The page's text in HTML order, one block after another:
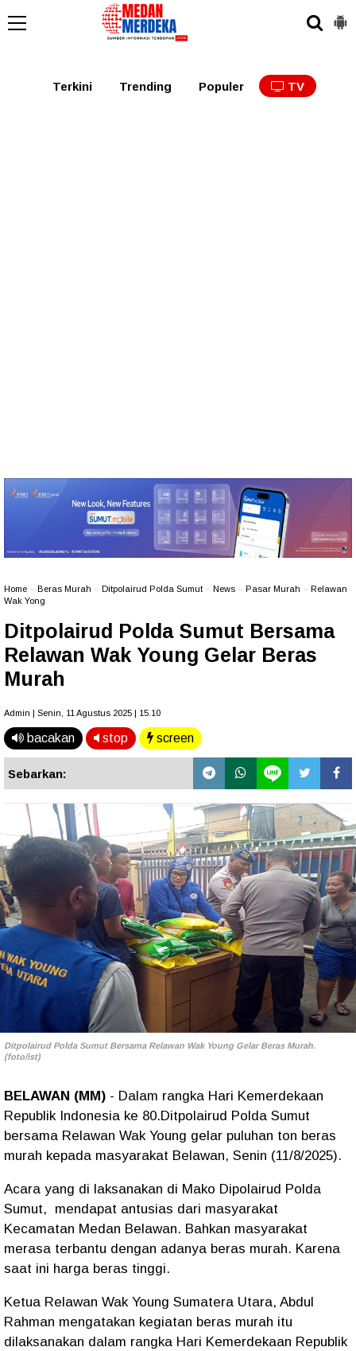
Tabagsel Tapanuli
Terkini Trending Populer TV
Home Beras Murah Ditpolairud Polda Sumut News Pasar Murah
Relawan
Wak Yong
Ditpolairud Polda Sumut Bersama
Relawan Wak Young Gelar Beras
Murah
Admin | Senin, 11 Agustus 2025 | 15.10
bacakan stop screen
Sebarkan:
Ditpolairud Polda Sumut Bersama Relawan Wak Young Gelar Beras Murah.
(foto/ist)
BELAWAN (MM) - Dalam rangka Hari Kemerdekaan
Republik Indonesia ke 80.Ditpolairud Polda Sumut
bersama Relawan Wak Young gelar puluhan ton beras
murah kepada masyarakat Belawan, Senin (11/8/2025).
Acara yang di laksanakan di Mako Dipolairud Polda
Sumut, mendapat antusias dari masyarakat
Kecamatan Medan Belawan. Bahkan masyarakat
merasa terbantu dengan adanya beras murah. Karena
saat ini harga beras tinggi.
Ketua Relawan Wak Young Sumatera Utara, Abdul
Rahman mengatakan kegiatan beras murah itu
dilaksanakan dalam rangka Hari Kemerdekaan Republik